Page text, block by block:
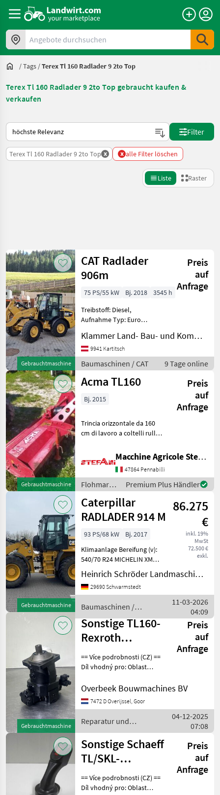
Angebote durchsuchen
/Tags /Terex Tl 160 Radlader 9 2to Top
Terex Tl 160 Radlader 9 2to Top gebraucht kaufen &
verkaufen
So wird auf Landwirt.com sortiert
Filter
Terex Tl 160 Radlader 9 2to Top x x alle Filter löschen
Liste Raster
Kategorie 2 Land Filter
AKTUELLER
PFAD
Terex Tl
160
Radlader
9 2to Top
KATEGORIE
WÄHLEN
Landtechnik
4
Bautechnik
3
Sonstiges
1
MARKTPLATZ
Marktplatz Händlerangebote Kleinanzeigen
Zurücksetzen
8
anzeigen
Gebrauchtmaschine
CAT Radlader
906m
Preis
auf
Anfrage
75 PS/55 kW Bj. 2018
3545 h
Treibstoff: Diesel,
Aufnahme Typ: Euro
Landmaschine:
Hydrostatgetriebe, hydr.
Geräteverriegelung, Kabine,
Klimaanlage,
Schnellwechselrahmen,
Zugmaul, Z
Klammer Land- Bau- und Kommunaltechnik
9941 Kartitsch
Baumaschinen / CAT 9 Tage online
Gebrauchtmaschine
Acma TL160
Preis
auf
Anfrage
Bj. 2015
Trincia orizzontale da 160
cm di lavoro a coltelli rullo
richiesta 40 hp Flohmarkt
Sonstiges Flohmarkt
Macchine Agricole Stefani Luciano
47864 Pennabilli
Flohmarkt
/ Sonstige
Premium Plus Händler
Gebrauchtmaschine
Caterpillar
RADLADER 914 M
86.275
€
inkl. 19%
MwSt
72.500 €
exkl.
93 PS/68 kW
Bj. 2017
Klimaanlage Bereifung (v):
540/70 R24 MICHELIN XMCL,
Bereifung (h): 540/70 R24
MICHELIN XMCL,
Geschwindigkeit: 40 km/h,
Kabine ________
Heinrich Schröder Landmaschinen KG Schwarmstedt
29690 Schwarmstedt
Baumaschinen /
Caterpillar
11-03-2026
04:09
Gebrauchtmaschine
Sonstige TL160-
Rexroth
A6VM160DA3/63W-
Drive
Preis
auf
Anfrage
== Více podrobnosti (CZ) ==
Díl vhodný pro: Oblast
DPH/marže: Odpočet DPH
číslo: 92883301 == Weitere
Overbeek Bouwmachines BV
7472 D Overijssel, Goor
Reparatur und
Ersatzteile / Sonstige
04-12-2025
07:08
Sonstige Schaeff
TL/SKL-
5369661310 -
Joystick/Steuergrif
Preis
auf
Anfrage
== Více podrobnosti (CZ) ==
Díl vhodný pro: Oblast